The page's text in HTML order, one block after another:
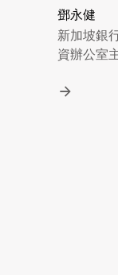
鄧永健
新加坡銀
資辦公室